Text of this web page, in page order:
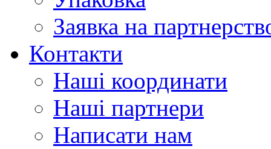
Заявка на
Контакти
Наші координати
Наші партнери
Написати нам